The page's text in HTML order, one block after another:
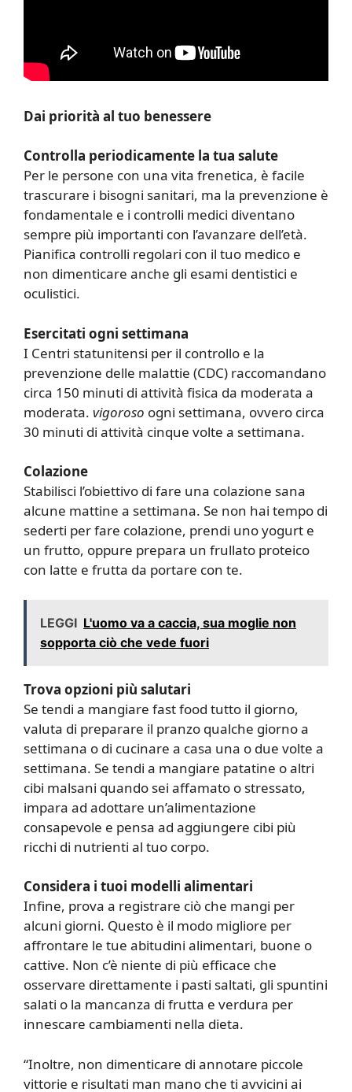
Dai priorità al tuo benessere
Controlla periodicamente la tua salute
Per le persone con una vita frenetica, è facile
trascurare i bisogni sanitari, ma la prevenzione è
fondamentale e i controlli medici diventano
sempre più importanti con l’avanzare dell’età.
Pianifica controlli regolari con il tuo medico e
non dimenticare anche gli esami dentistici e
oculistici.
Esercitati ogni settimana
I Centri statunitensi per il controllo e la
prevenzione delle malattie (CDC) raccomandano
circa 150 minuti di attività fisica da moderata a
moderata. vigoroso ogni settimana, ovvero circa
30 minuti di attività cinque volte a settimana.
Colazione
Stabilisci l’obiettivo di fare una colazione sana
alcune mattine a settimana. Se non hai tempo di
sederti per fare colazione, prendi uno yogurt e
un frutto, oppure prepara un frullato proteico
con latte e frutta da portare con te.
LEGGI L'uomo va a caccia, sua moglie non
sopporta ciò che vede fuori
Trova opzioni più salutari
Se tendi a mangiare fast food tutto il giorno,
valuta di preparare il pranzo qualche giorno a
settimana o di cucinare a casa una o due volte a
settimana. Se tendi a mangiare patatine o altri
cibi malsani quando sei affamato o stressato,
impara ad adottare un’alimentazione
consapevole e pensa ad aggiungere cibi più
ricchi di nutrienti al tuo corpo.
Considera i tuoi modelli alimentari
Infine, prova a registrare ciò che mangi per
alcuni giorni. Questo è il modo migliore per
affrontare le tue abitudini alimentari, buone o
cattive. Non c’è niente di più efficace che
osservare direttamente i pasti saltati, gli spuntini
salati o la mancanza di frutta e verdura per
innescare cambiamenti nella dieta.
“Inoltre, non dimenticare di annotare piccole
vittorie e risultati man mano che ti avvicini ai